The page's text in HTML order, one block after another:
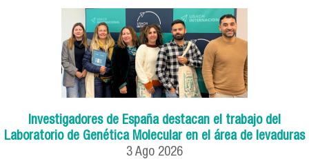
Investigadores de España destacan el trabajo del
Laboratorio de Genética Molecular en el área de levaduras
3 Ago 2026